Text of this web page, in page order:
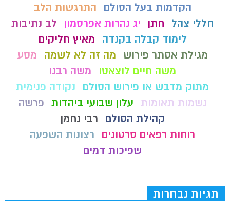
הקדמות בעל הסולם
התרגשות הלב
חללי צהל
חתן יג נהרות אפרסמון
לב נתיבות
לימוד קבלה בקנדה
מאיץ חליקים
מגילת אסתר פירוש
מה זה לא לשמה
מסע
משה חיים לוצאטו
משה רבנו
מתוק מדבש או פירוש הסולם
נקודה פנימית
נשמות תאומות
עלון שבועי ביהדות פרשה
קהילת הסולם
רבי נחמן
רוחות רפאים סרטונים
רצונות השפעה
שפיכות דמים
תגיות נבחרות